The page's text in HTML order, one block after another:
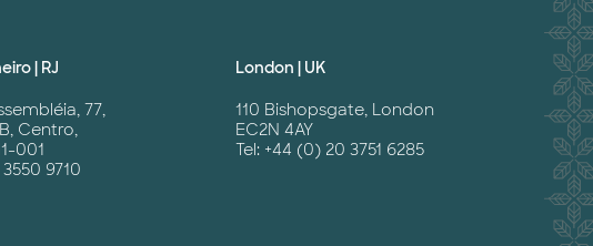
| RJ
77,
Centro,
001
3550 9710
London | UK
110 Bishopsgate, London
EC2N 4AY
Tel: +44 (0) 20 3751 6285